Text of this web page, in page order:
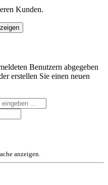
Kunden.
Benutzern abgegeben
erstellen Sie einen neuen
anzeigen.